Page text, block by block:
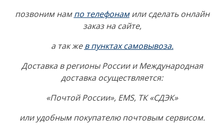
позвоним нампо телефонамили сделать онлайн
заказ на сайте,
а так жев пунктах самовывоза.
Доставка в регионы России и Международная
доставка осуществляется:
«Почтой России», EMS, ТК «СДЭК»
или удобным покупателю почтовым сервисом.